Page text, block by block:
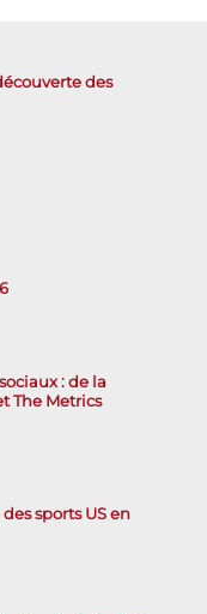
des
: de la
The Metrics
sports US en